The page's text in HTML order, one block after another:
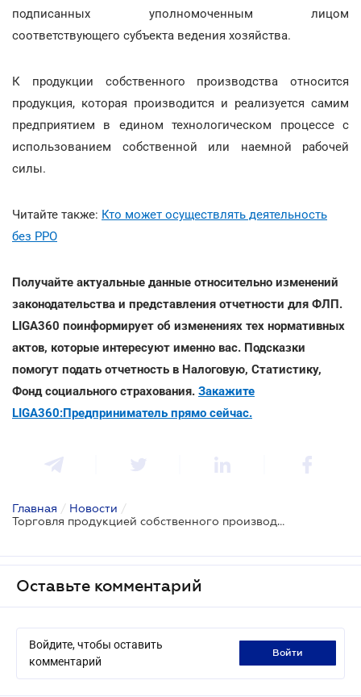
подписанных уполномоченным лицом
соответствующего субъекта ведения хозяйства.
К продукции собственного производства относится
продукция, которая производится и реализуется самим
предприятием в едином технологическом процессе с
использованием собственной или наемной рабочей
силы.
Читайте также: Кто может осуществлять деятельность
без РРО
Получайте актуальные данные относительно изменений
законодательства и представления отчетности для ФЛП.
LIGA360 поинформирует об изменениях тех нормативных
актов, которые интересуют именно вас. Подсказки
помогут подать отчетность в Налоговую, Статистику,
Фонд социального страхования. Закажите
LIGA360:Предприниматель прямо сейчас.
Главная / Новости /
Торговля продукцией собственного производства: нужно ли применять РРО
Оставьте комментарий
Войдите, чтобы оставить
комментарий
войти